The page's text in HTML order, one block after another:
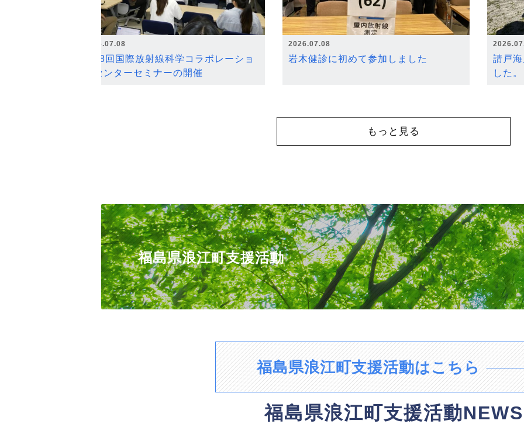
2026.07.08
第18回国際放射線科学コラボレーショ
ンセンターセミナーの開催
2026.07.08
岩木健診に初めて参加しました
請戸
した。
もっと見る
福島県浪江町支援活動
福島県浪江町支援活動はこちら
福島県浪江町支援活動NEWS